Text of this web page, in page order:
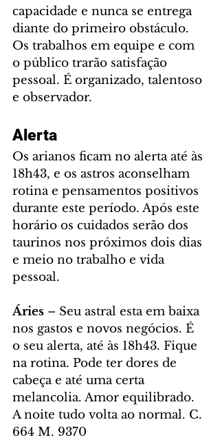
capacidade e nunca se entrega
diante do primeiro obstáculo.
Os trabalhos em equipe e com
o público trarão satisfação
pessoal. É organizado, talentoso
e observador.
Alerta
Os arianos ficam no alerta até às
18h43, e os astros aconselham
rotina e pensamentos positivos
durante este período. Após este
horário os cuidados serão dos
taurinos nos próximos dois dias
e meio no trabalho e vida
pessoal.
Áries – Seu astral esta em baixa
nos gastos e novos negócios. É
o seu alerta, até às 18h43. Fique
na rotina. Pode ter dores de
cabeça e até uma certa
melancolia. Amor equilibrado.
A noite tudo volta ao normal. C.
664 M. 9370